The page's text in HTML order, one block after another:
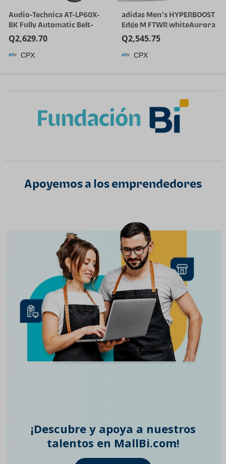
Audio-Technica AT-LP60X-
BK Fully Automatic Belt-
Drive Stereo Turntable,
Black, Hi-Fi, 2 Speed, Dust
Cover, Anti-Resonance,
Q2,629.70
CPX
adidas Men’s HYPERBOOST
Edge M FTWR whiteAurora
Onix/Solar Turbo 11 US
Multi
Q2,545.75
CPX
Apoyemos a los emprendedores​
¡Descubre y apoya a nuestros
talentos en MallBi.com!